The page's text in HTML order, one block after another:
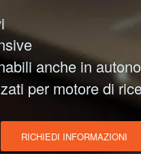
anche in
per motore di
RICHIEDI INFORMAZIONI